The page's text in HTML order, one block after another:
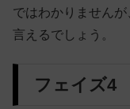
ではわかりません
言えるでしょう。
フェイズ4